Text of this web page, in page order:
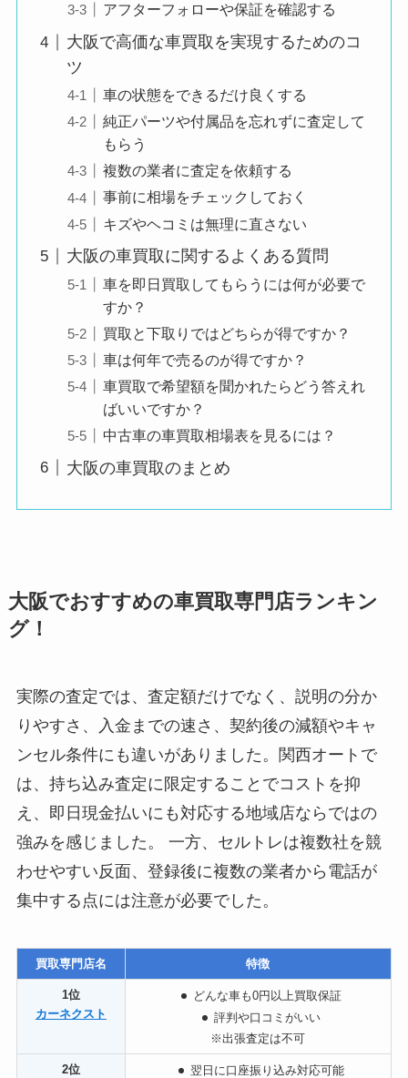
アフターフォローや保証を確認する
大阪で高価な車買取を実現するためのコ
ツ
車の状態をできるだけ良くする
純正パーツや付属品を忘れずに査定して
もらう
複数の業者に査定を依頼する
事前に相場をチェックしておく
キズやヘコミは無理に直さない
大阪の車買取に関するよくある質問
車を即日買取してもらうには何が必要で
すか？
買取と下取りではどちらが得ですか？
車は何年で売るのが得ですか？
車買取で希望額を聞かれたらどう答えれ
ばいいですか？
中古車の車買取相場表を見るには？
大阪の車買取のまとめ
大阪でおすすめの車買取専門店ランキン
グ！
実際の査定では、査定額だけでなく、説明の分か
りやすさ、入金までの速さ、契約後の減額やキャ
ンセル条件にも違いがありました。関西オートで
は、持ち込み査定に限定することでコストを抑
え、即日現金払いにも対応する地域店ならではの
強みを感じました。 一方、セルトレは複数社を競
わせやすい反面、登録後に複数の業者から電話が
集中する点には注意が必要でした。
買取専門店名 特徴
1位
カーネクスト
どんな車も0円以上買取保証
評判や口コミがいい
※出張査定は不可
2位
翌日に口座振り込み対応可能